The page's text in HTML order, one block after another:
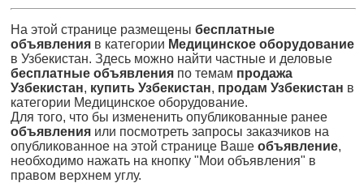
На этой странице размещены бесплатные
объявления в категории Медицинское оборудование
в Узбекистан. Здесь можно найти частные и деловые
бесплатные объявления по темам продажа
Узбекистан, купить Узбекистан, продам Узбекистан в
категории Медицинское оборудование.
Для того, что бы измененить опубликованные ранее
объявления или посмотреть запросы заказчиков на
опубликованное на этой странице Ваше объявление,
необходимо нажать на кнопку "Мои объявления" в
правом верхнем углу.